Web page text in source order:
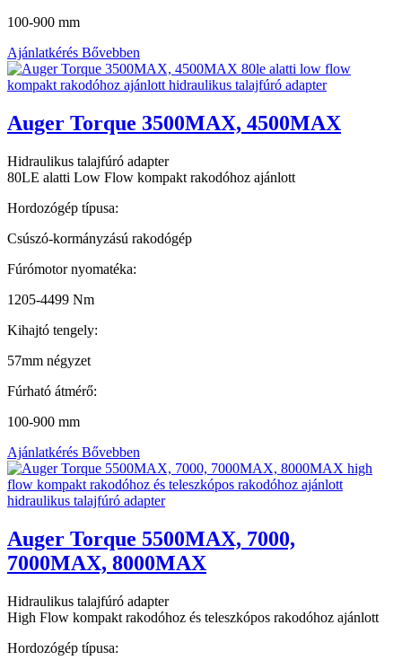
100-900 mm
Ajánlatkérés Bővebben
Auger Torque 3500MAX, 4500MAX
Hidraulikus talajfúró adapter
80LE alatti Low Flow kompakt rakodóhoz ajánlott
Hordozógép típusa:
Csúszó-kormányzású rakodógép
Fúrómotor nyomatéka:
1205-4499 Nm
Kihajtó tengely:
57mm négyzet
Fúrható átmérő:
100-900 mm
Ajánlatkérés Bővebben
Auger Torque 5500MAX, 7000,
7000MAX, 8000MAX
Hidraulikus talajfúró adapter
High Flow kompakt rakodóhoz és teleszkópos rakodóhoz ajánlott
Hordozógép típusa: